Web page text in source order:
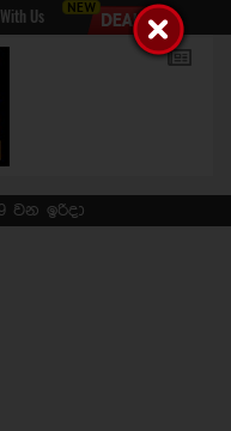
Us
වන ඉරිදා